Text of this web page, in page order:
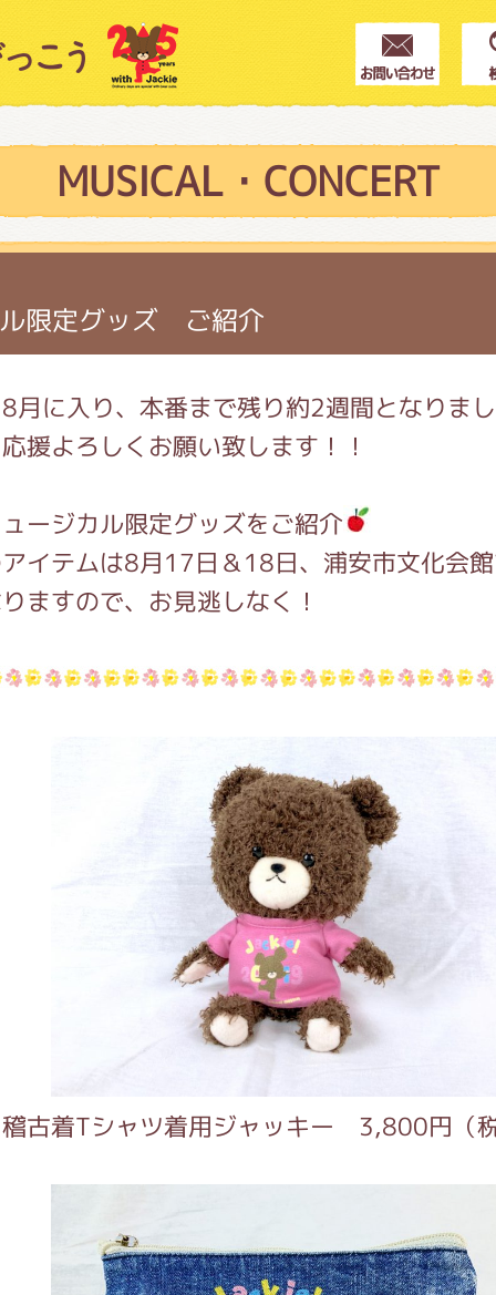
MUSICAL・CONCERT
限定グッズ ご紹介
月に入り、本番まで残り約2週間となりま
援よろしくお願い致します！！
ージカル限定グッズをご紹介
イテムは8月17日＆18日、浦安市文化会
ますので、お見逃しなく！
シャツ着用ジャッキー 3,800円（
ター紹介
ンフォメーション
カル・コンサート
みコンテンツ(クイズ・AR・診断・占
っこう しょくいんしつ